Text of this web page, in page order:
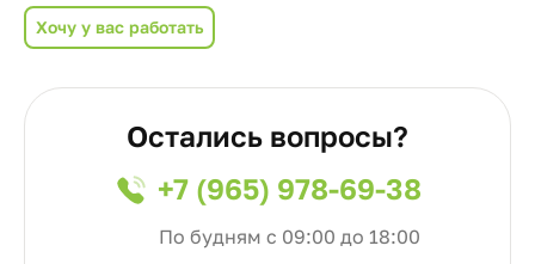
Хочу у вас работать
Остались вопросы?
+7 (965) 978-69-38
По будням с 09:00 до 18:00